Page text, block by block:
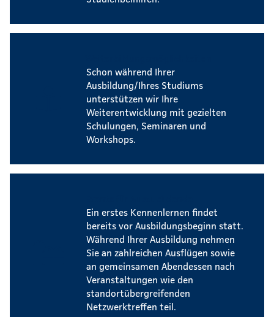
Schon während Ihrer
Ausbildung/Ihres Studiums
unterstützen wir Ihre
Weiterentwicklung mit gezielten
Schulungen, Seminaren und
Workshops.
Ein erstes Kennenlernen findet
bereits vor Ausbildungsbeginn statt.
Während Ihrer Ausbildung nehmen
Sie an zahlreichen Ausflügen sowie
an gemeinsamen Abendessen nach
Veranstaltungen wie den
standortübergreifenden
Netzwerktreffen teil.